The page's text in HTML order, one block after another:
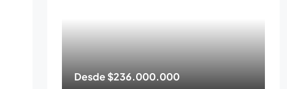
Desde$236.000.000